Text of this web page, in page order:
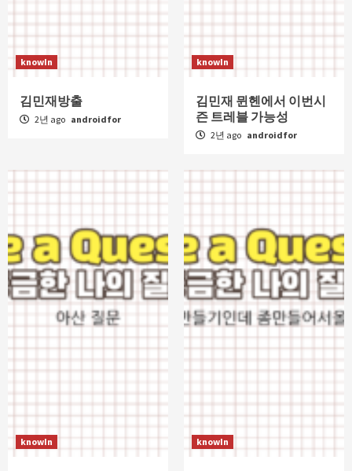
knowIn
김민재방출
2년 ago androidfor
knowIn
김민재 뮌헨에서 이번시
즌 트레블 가능성
2년 ago androidfor
knowIn knowIn